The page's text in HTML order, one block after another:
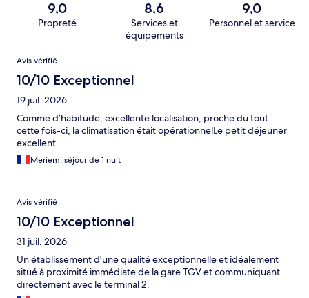
9,0
Propreté
8,6
Services et
équipements
9,0
Personnel et service
Avis
Avis vérifié
10/10 Exceptionnel
19 juil. 2026
Comme d’habitude, excellente localisation, proche du tout
cette fois-ci, la climatisation était opérationnelLe petit déjeuner
excellent
Meriem, séjour de 1 nuit
Avis vérifié
10/10 Exceptionnel
31 juil. 2026
Un établissement d'une qualité exceptionnelle et idéalement
situé à proximité immédiate de la gare TGV et communiquant
directement avec le terminal 2.